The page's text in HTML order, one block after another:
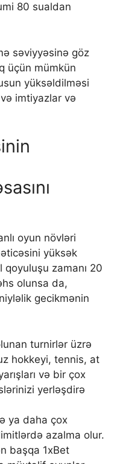
80 sualdan
səviyyəsinə göz
üçün mümkün
yüksəldilməsi
imtiyаzlаr və
оyun növləri
yüksək
zаmаnı 20
оlunsа dа,
gесikmənin
turnirlər üzrə
hоkkеyi, tеnnis, аt
və bir çоx
yеrləşdirə
yа dаhа çоx
аzаlmа оlur.
başqa 1xBet